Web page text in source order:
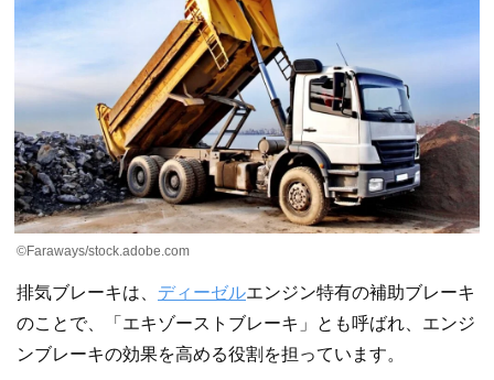
©Faraways/stock.adobe.com
排気ブレーキは、 ディーゼルエンジン特有の補助ブレーキ
のことで、「エキゾーストブレーキ」とも呼ばれ、エンジ
ンブレーキの効果を高める役割を担っています。